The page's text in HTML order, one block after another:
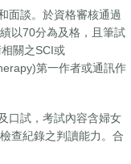
面談。於資格審核通過
以70分為及格，且筆試
關之SCI或
第一作者或通訊作
口試，考試內容含婦女
查紀錄之判讀能力。合